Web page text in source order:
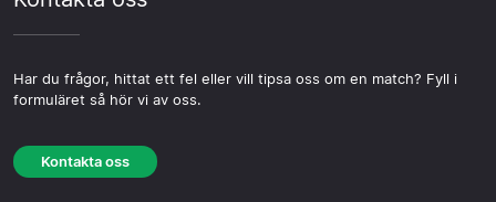
Har du frågor, hittat ett fel eller vill tipsa oss om en match? Fyll i
formuläret så hör vi av oss.
Kontakta oss